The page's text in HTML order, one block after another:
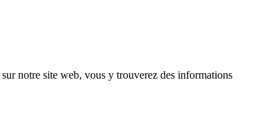
sur notre site web, vous y trouverez des informations